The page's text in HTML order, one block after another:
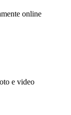
online
e video